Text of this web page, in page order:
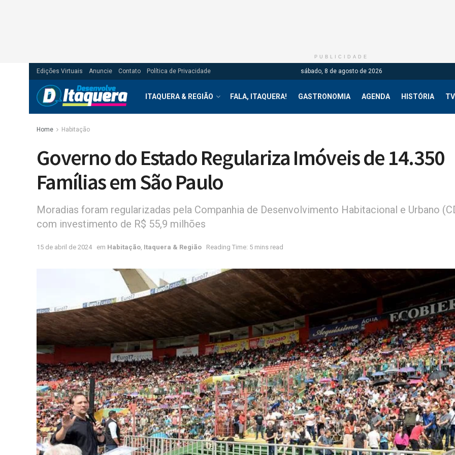
PUBLICIDADE
Edições Virtuais Anuncie Contato Política de Privacidade sábado, 8 de agosto de 2026
ITAQUERA & REGIÃO FALA, ITAQUERA! GASTRONOMIA AGENDA HISTÓRIA
Home Habitação
Governo do Estado Regulariza Imóveis de 14.350
Famílias em São Paulo
Moradias foram regularizadas pela Companhia de Desenvolvimento Habitacional e Urbano
com investimento de R$ 55,9 milhões
15 de abril de 2024 em Habitação Itaquera & Região Reading Time: 5 mins read